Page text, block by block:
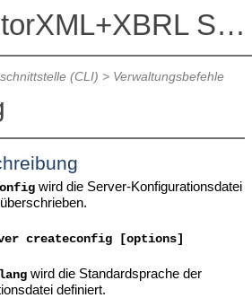
Altova RaptorXML+XBRL Server 2026
(CLI) > Verwaltungsbefehle
wird die Server-Konfigurationsdatei
createconfig [options]
wird die Standardsprache der
definiert.